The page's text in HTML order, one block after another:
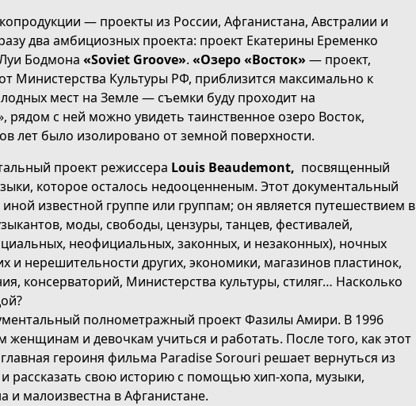
— проекты из России, Афганистана, Австралии и
два амбициозных проекта: проект Екатерины Еременко
Бодмона «Soviet Groove». «Озеро «Восток» — проект,
Министерства Культуры РФ, приблизится максимально к
мест на Земле — съемки буду проходит на
рядом с ней можно увидеть таинственное озеро Восток,
лет было изолировано от земной поверхности.
проект режиссера Louis Beaudemont, посвященный
которое осталось недооценненым. Этот документальный
известной группе или группам; он является путешествием в
моды, свободы, цензуры, танцев, фестивалей,
неофициальных, законных, и незаконных), ночных
и нерешительности других, экономики, магазинов пластинок,
консерваторий, Министерства культуры, стиляг… Насколько
полнометражный проект Фазилы Амири. В 1996
женщинам и девочкам учиться и работать. После того, как этот
героиня фильма Paradise Sorouri решает вернуться из
рассказать свою историю с помощью хип-хопа, музыки,
и малоизвестна в Афганистане.